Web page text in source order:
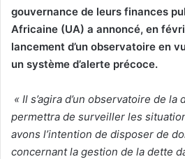
gouvernance de leurs finances
Africaine (UA) a annoncé, en
lancement d’un observatoire en
un système d’alerte précoce.
« Il s’agira d’un observatoire de la
permettra de surveiller les
avons l’intention de disposer de
concernant la gestion de la dette